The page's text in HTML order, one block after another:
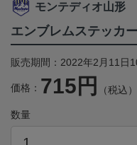
モンテディオ山形
エンブレムステッカ
販売期間：2022年2月11日
価格： 715円 （税込）
数量